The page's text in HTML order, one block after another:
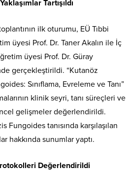
Tartışıldı
ilk oturumu, EÜ Tıbbi
üyesi Prof. Dr. Taner Akalın ile İç
üyesi Prof. Dr. Güray
gerçekleştirildi. “Kutanöz
Sınıflama, Evreleme ve Tanı”
klinik seyri, tanı süreçleri ve
gelişmeler değerlendirildi.
Fungoides tanısında karşılaşılan
hakkında sunumlar yaptı.
Değerlendirildi